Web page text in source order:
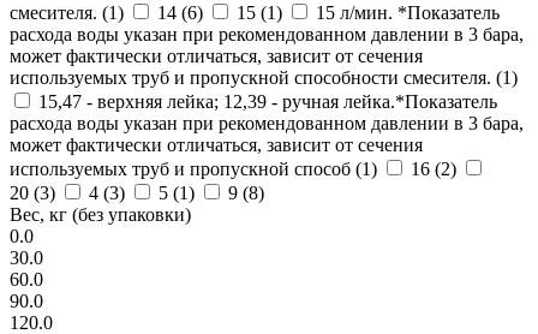
смесителя. (1) 14 (6) 15 (1)
15 л/мин. *Показатель
расхода воды указан при рекомендованном давлении в 3 бара,
может фактически отличаться, зависит от сечения
используемых труб и пропускной способности смесителя. (1)
15,47 - верхняя лейка; 12,39 - ручная лейка.*Показатель
расхода воды указан при рекомендованном давлении в 3 бара,
может фактически отличаться, зависит от сечения
используемых труб и пропускной способ (1) 16 (2)
20 (3) 4 (3) 5 (1) 9 (8)
Вес, кг (без упаковки)
0.0
30.0
60.0
90.0
120.0